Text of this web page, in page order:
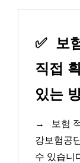
✅ 보
직접
있는
→
보험
강보험공
수 있습니